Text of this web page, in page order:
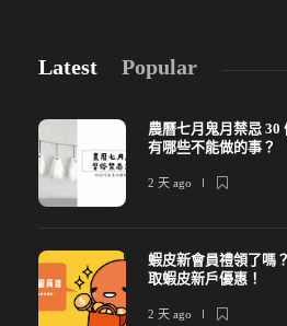
Latest Popular
農曆七月鬼月禁忌 30
有哪些不能做的事？
2 天 ago
蝦皮新會員禮領了嗎
取蝦皮新戶優惠！
2 天 ago